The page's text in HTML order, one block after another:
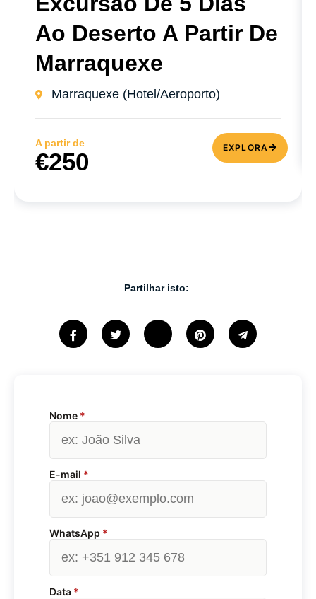
Ao Deserto A Partir De
Marraquexe
Marraquexe (Hotel/Aeroporto)
A partir de
€250
EXPLORA
Partilhar isto:
Nome *
E-mail *
WhatsApp *
Data *